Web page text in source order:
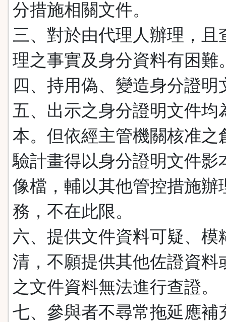
分措施相關文件。
三、對於由代理人辦理，且
理之事實及身分資料有困難
四、持用偽、變造身分證明
五、出示之身分證明文件均
本。但依經主管機關核准之
驗計畫得以身分證明文件影
像檔，輔以其他管控措施辦
務，不在此限。
六、提供文件資料可疑、模
清，不願提供其他佐證資料
之文件資料無法進行查證。
七、參與者不尋常拖延應補